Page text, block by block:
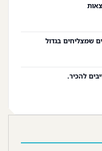
שמצליחים בגדול
להכיר.